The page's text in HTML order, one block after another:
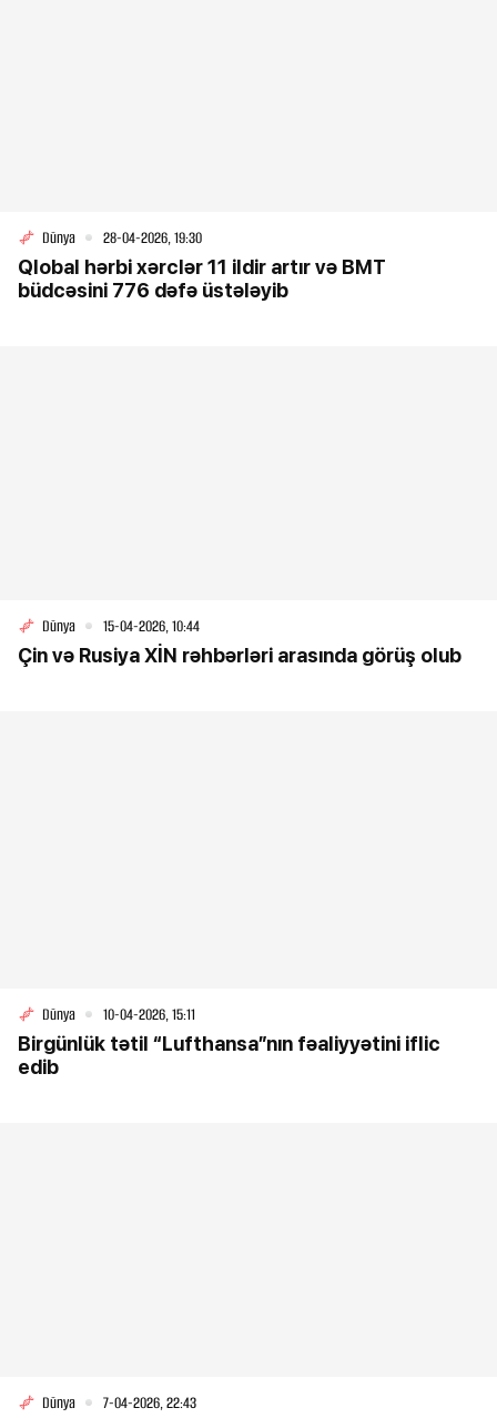
Dünya 28-04-2026, 19:30
Qlobal hərbi xərclər 11 ildir artır və BMT
büdcəsini 776 dəfə üstələyib
Dünya 15-04-2026, 10:44
Çin və Rusiya XİN rəhbərləri arasında görüş olub
Dünya 10-04-2026, 15:11
Birgünlük tətil “Lufthansa”nın fəaliyyətini iflic
edib
Dünya 7-04-2026, 22:43